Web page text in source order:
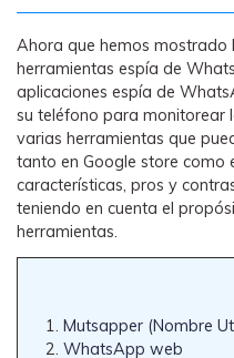
Ahora que hemos mostrado
herramientas espía de
aplicaciones espía de
su teléfono para monitorear
varias herramientas que
tanto en Google store como
características, pros y
teniendo en cuenta el
herramientas.
Mutsapper (Nombre
WhatsApp web